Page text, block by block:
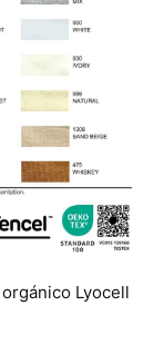
Lyocell